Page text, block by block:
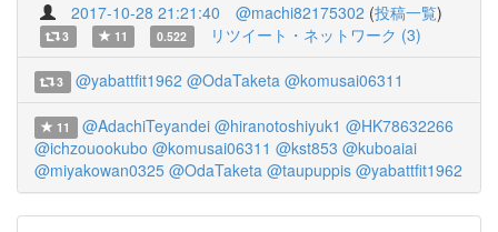
2017-10-28 21:21:40 @machi82175302 (投稿一覧)
3 11 0.522 リツイート・ネットワーク (3)
3 @yabattfit1962 @OdaTaketa @komusai06311
11 @AdachiTeyandei @hiranotoshiyuk1 @HK78632266
@ichzouookubo @komusai06311 @kst853 @kuboaiai
@miyakowan0325 @OdaTaketa @taupuppis @yabattfit1962